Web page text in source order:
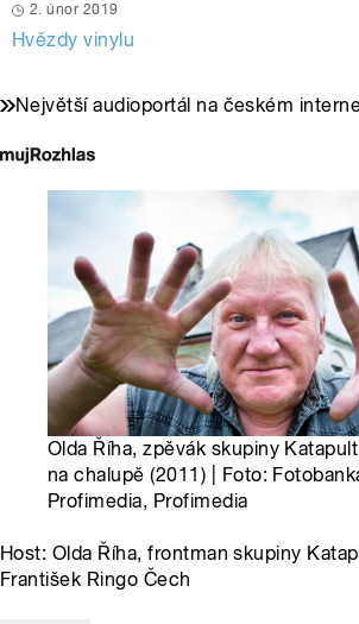
2. únor 2019
Hvězdy vinylu
Největší audioportál na českém
Olda Říha, zpěvák skupiny Katapult
na chalupě (2011) | Foto:
Profimedia, Profimedia
Host: Olda Říha, frontman skupiny
František Ringo Čech